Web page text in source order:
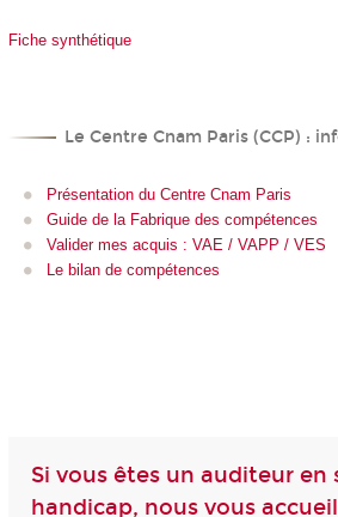
Fiche synthétique
Le Centre Cnam Paris (CCP) :
Présentation du Centre Cnam Paris
Guide de la Fabrique des compétences
Valider mes acquis : VAE / VAPP / VES
Le bilan de compétences
Si vous êtes un auditeur
handicap, nous vous